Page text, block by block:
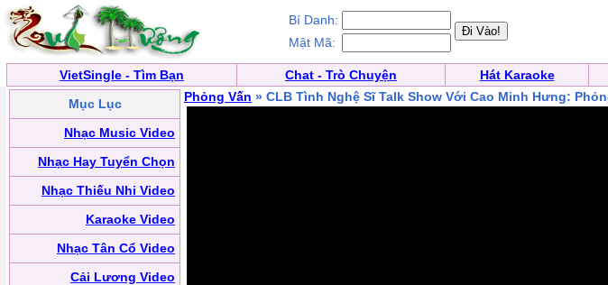
Bí Danh:
Mật Mã:
VietSingle - Tìm Bạn Chat - Trò Chuyện Hát Karaoke
Mục Lục
Nhạc Music Video
Nhạc Hay Tuyển Chọn
Nhạc Thiếu Nhi Video
Karaoke Video
Nhạc Tân Cổ Video
Cải Lương Video
Phỏng Vấn » CLB Tình Nghệ Sĩ Talk Show Với Cao Minh Hưng: